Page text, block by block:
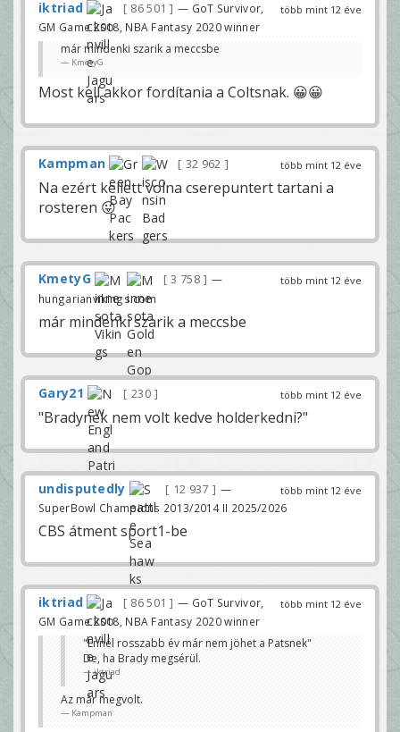
több mint 12 éve
iktriad 86 501
— GoT Survivor,
GM Game 2018, NBA Fantasy 2020 winner
már mindenki szarik a meccsbe
KmetyG
Most kell akkor fordítania a Coltsnak. 😀😀
több mint 12 éve
Kampman 32 962
Na ezért kellett volna cserepuntert tartani a
rosteren 😛
több mint 12 éve
KmetyG 3 758
—
hungarianvikings.com
már mindenki szarik a meccsbe
több mint 12 éve
Gary21 230
"Bradynek nem volt kedve holderkedni?"
több mint 12 éve
undisputedly 12 937
—
SuperBowl Champions 2013/2014 II 2025/2026
CBS átment sport1-be
több mint 12 éve
iktriad 86 501
— GoT Survivor,
GM Game 2018, NBA Fantasy 2020 winner
"Ennél rosszabb év már nem jöhet a Patsnek"
De, ha Brady megsérül.
iktriad
Az már megvolt.
Kampman